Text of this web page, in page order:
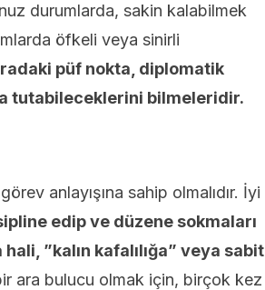
durumlarda, sakin kalabilmek
öfkeli veya sinirli
püf nokta, diplomatik
tutabileceklerini bilmeleridir.
anlayışına sahip olmalıdır. İyi
edip ve düzene sokmaları
”kalın kafalılığa” veya sabit
ara bulucu olmak için, birçok kez